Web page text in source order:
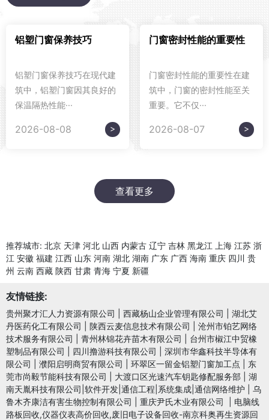
铝塑门窗保养技巧
铝塑门窗保养技巧在现代建
筑中，铝塑门窗因其良好的
保温隔热性能···
2026-08-08 >
门窗密封性能的重要性
门窗密封性能的重要性在建
筑中，门窗的密封性能至关
重要。它不仅···
2026-08-07 >
查看更多
推荐城市: 北京 天津 河北 山西 内蒙古 辽宁 吉林 黑龙江 上海 江苏 浙
江 安徽 福建 江西 山东 河南 湖北 湖南 广东 广西 海南 重庆 四川 贵
州 云南 西藏 陕西 甘肃 青海 宁夏 新疆
友情链接:
贵州聚才汇人力资源有限公司 西藏杨山企业管理有限公司
湖北艾
丹医药化工有限公司
陕西云麦信息技术有限公司
沧州市铂艺网络
技术服务有限公司
青州林锦花卉苗木有限公司
台州市椒江中贸橡
塑制品有限公司
四川撸游科技有限公司
深圳市华鑫科技半导体有
限公司
濮阳启明商贸有限公司 环翠区一留金铝塑门窗加工点
东
莞市尚毅节能科技有限公司
大渡口区光速汽车钥匙修配服务部
湖
南天胤科技有限公司|软件开发|通信工程|系统集成|通信网络维护
乌
鲁木齐康洁有害生物控制有限公司
重庆尹氏木业有限公司
电脑线
路板回收,仪器仪表高价回收,废旧电子设备回收-南京科奥再生资源回